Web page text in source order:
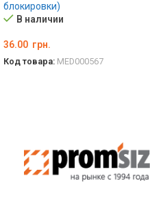
блокировки)
В наличии
36.00 грн.
Код товара: MED000567